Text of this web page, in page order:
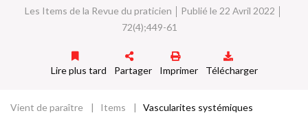
Les Items de la Revue du praticien
Publié le 22 Avril 2022
72(4);449-61
Lire plus tard Partager Imprimer Télécharger
Fil
Vient de paraître Items Vascularites systémiques